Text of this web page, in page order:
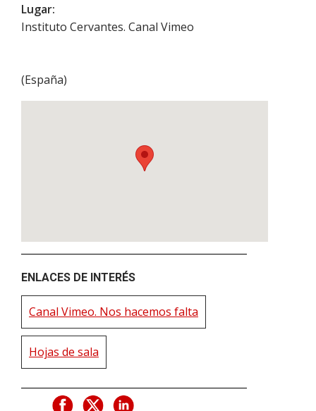
Lugar:
Instituto Cervantes. Canal Vimeo
(España)
ENLACES DE INTERÉS
Canal Vimeo. Nos hacemos falta
Hojas de sala